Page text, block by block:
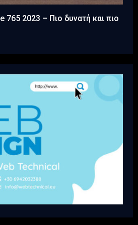
765 2023 – Πιο δυνατή και πιο